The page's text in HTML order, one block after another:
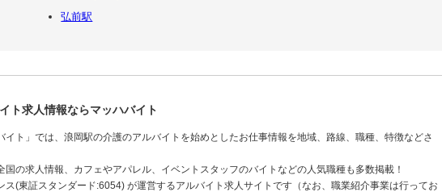
弘前駅
ト求人情報ならマッハバイト
イト」では、浪岡駅の介護のアルバイトを始めとしたお仕事情報を地域、路線、職種、特徴などさ
の求人情報、カフェやアパレル、イベントスタッフのバイトなどの人気職種も多数掲載！
ス(東証スタンダード:6054) が運営するアルバイト求人サイトです（なお、職業紹介事業は行ってお